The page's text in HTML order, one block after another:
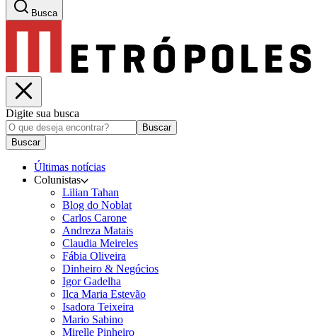
Busca
Digite sua busca
Buscar
Buscar
Últimas notícias
Colunistas
Lilian Tahan
Blog do Noblat
Carlos Carone
Andreza Matais
Claudia Meireles
Fábia Oliveira
Dinheiro & Negócios
Igor Gadelha
Ilca Maria Estevão
Isadora Teixeira
Mario Sabino
Mirelle Pinheiro